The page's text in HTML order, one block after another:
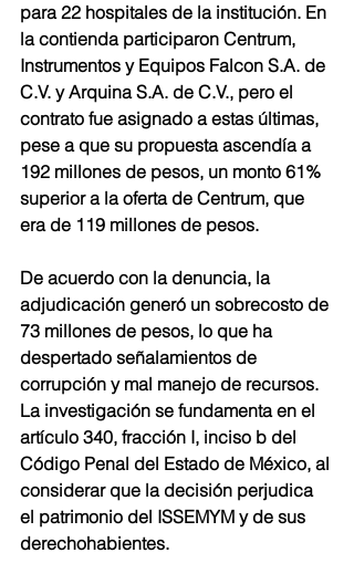
para 22 hospitales de la institución. En
la contienda participaron Centrum,
Instrumentos y Equipos Falcon S.A. de
C.V. y Arquina S.A. de C.V., pero el
contrato fue asignado a estas últimas,
pese a que su propuesta ascendía a
192 millones de pesos, un monto 61%
superior a la oferta de Centrum, que
era de 119 millones de pesos.
De acuerdo con la denuncia, la
adjudicación generó un sobrecosto de
73 millones de pesos, lo que ha
despertado señalamientos de
corrupción y mal manejo de recursos.
La investigación se fundamenta en el
artículo 340, fracción I, inciso b del
Código Penal del Estado de México, al
considerar que la decisión perjudica
el patrimonio del ISSEMYM y de sus
derechohabientes.